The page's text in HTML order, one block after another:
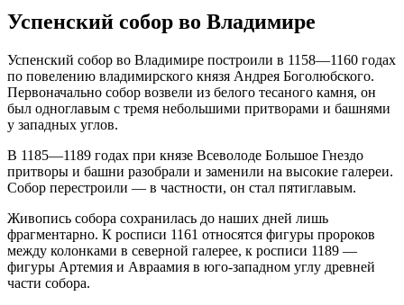
Успенский собор во Владимире
Успенский собор во Владимире построили в 1158—1160 годах
по повелению владимирского князя Андрея Боголюбского.
Первоначально собор возвели из белого тесаного камня, он
был одноглавым с тремя небольшими притворами и башнями
у западных углов.
В 1185—1189 годах при князе Всеволоде Большое Гнездо
притворы и башни разобрали и заменили на высокие галереи.
Собор перестроили — в частности, он стал пятиглавым.
Живопись собора сохранилась до наших дней лишь
фрагментарно. К росписи 1161 относятся фигуры пророков
между колонками в северной галерее, к росписи 1189 —
фигуры Артемия и Авраамия в юго-западном углу древней
части собора.